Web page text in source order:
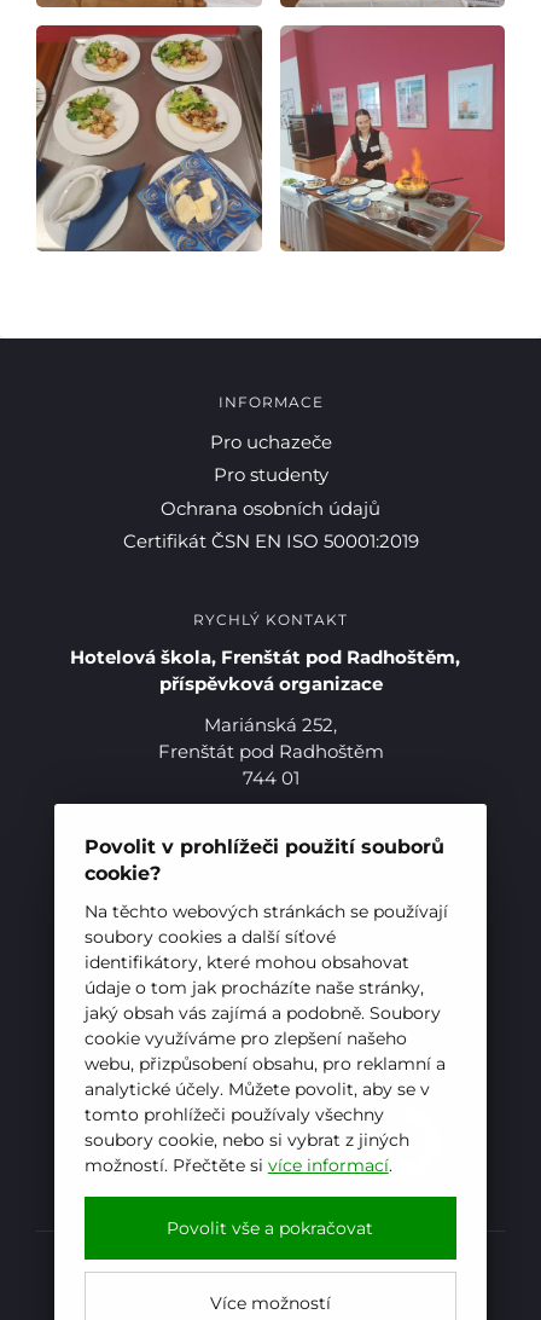
Povolit v prohlížeči použití souborů
cookie?
Na těchto webových stránkách se používají
soubory cookies a další síťové
identifikátory, které mohou obsahovat
údaje o tom jak procházíte naše stránky,
jaký obsah vás zajímá a podobně. Soubory
cookie využíváme pro zlepšení našeho
webu, přizpůsobení obsahu, pro reklamní a
analytické účely. Můžete povolit, aby se v
tomto prohlížeči používaly všechny
soubory cookie, nebo si vybrat z jiných
možností. Přečtěte si více informací.
Povolit vše a pokračovat
Více možností
Pro studenty
Pro uchazeče
E-mail WhatsAppFacebook
INFORMACE
Pro uchazeče
Pro studenty
Ochrana osobních údajů
Certifikát ČSN EN ISO 50001:2019
RYCHLÝ KONTAKT
Hotelová škola, Frenštát pod Radhoštěm,
příspěvková organizace
Mariánská 252,
Frenštát pod Radhoštěm
744 01
E-mail:sekretariat@hotelovkafren.cz
Datová schránka: bc5jrez
IČ: 00576441
ZŘIZOVATEL
Hotelová škola, Frenštát pod Radhoštěm je
příspěvkovou organizací zřizovanou
Moravskoslezským krajem
Powered byiCARD:CMS